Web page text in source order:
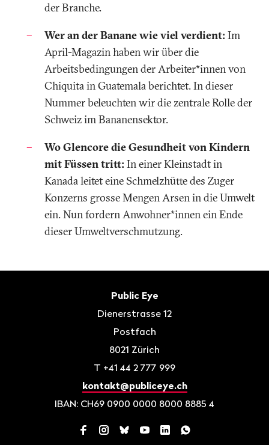
der Branche.
Wer an der Banane wie viel verdient: Im
April-Magazin haben wir über die
Arbeitsbedingungen der Arbeiter*innen von
Chiquita in Guatemala berichtet. In dieser
Nummer beleuchten wir die zentrale Rolle der
Schweiz im Bananensektor.
Wo Glencore die Gesundheit von Kindern
mit Füssen tritt: In einer Kleinstadt in
Kanada leitet eine Schmelzhütte des Zuger
Konzerns grosse Mengen Arsen in die Umwelt
ein. Nun fordern Anwohner*innen ein Ende
dieser Umweltverschmutzung.
Public Eye
Dienerstrasse 12
Postfach
8021 Zürich
T +41 44 2 777 999
kontakt@publiceye.ch
IBAN: CH69 0900 0000 8000 8885 4
Facebook
Instagram
BlueskyYouTube
LinkedInWhatsApp